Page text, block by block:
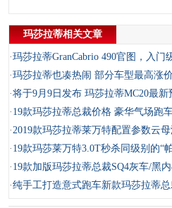
玛莎拉蒂相关文章
·玛莎拉蒂GranCabrio 490官图，入门
·玛莎拉蒂也凑热闹 部分车型最高涨
·将于9月9日发布 玛莎拉蒂MC20最新
· 19款玛莎拉蒂总裁价格 豪华气场跑
·2019款玛莎拉蒂莱万特配置参数云
· 19款玛莎莱万特3.0T秒杀同级别的“
· 19款加版玛莎拉蒂总裁SQ4灰车/黑
·纯手工打造意式跑车新款玛莎拉蒂